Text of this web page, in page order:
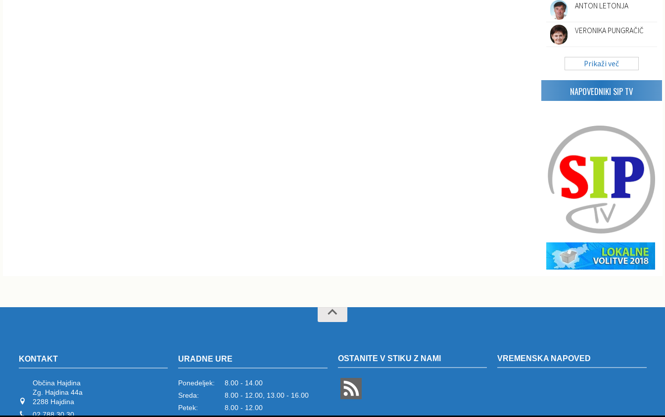
ANTON LETONJA
VERONIKA PUNGRAČIČ
Prikaži več
NAPOVEDNIKI SIP TV
KONTAKT
Občina Hajdina
Zg. Hajdina 44a
2288 Hajdina
02 788 30 30
URADNE URE
Ponedeljek:
8.00 - 14.00
Sreda:
8.00 - 12.00, 13.00 - 16.00
Petek:
8.00 - 12.00
OSTANITE V STIKU Z NAMI VREMENSKA NAPOVED